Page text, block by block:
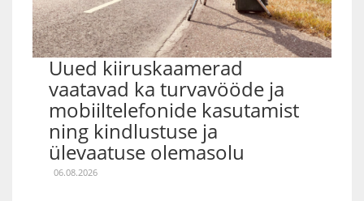
Uued kiiruskaamerad
vaatavad ka turvavööde ja
mobiiltelefonide kasutamist
ning kindlustuse ja
ülevaatuse olemasolu
06.08.2026